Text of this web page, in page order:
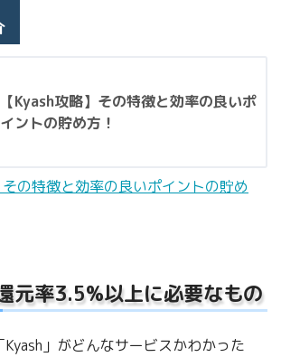
【Kyash攻略】その特徴と効率の良いポ
イントの貯め方！
その特徴と効率の良いポイントの貯め
元率3.5%以上に必要なもの
」がどんなサービスかわかった